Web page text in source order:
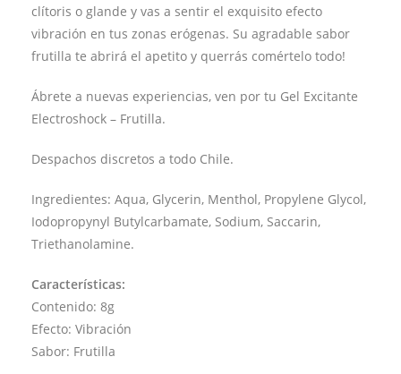
clítoris o glande y vas a sentir el exquisito efecto
vibración en tus zonas erógenas. Su agradable sabor
frutilla te abrirá el apetito y querrás comértelo todo!
Ábrete a nuevas experiencias, ven por tu Gel Excitante
Electroshock – Frutilla.
Despachos discretos a todo Chile.
Ingredientes: Aqua, Glycerin, Menthol, Propylene Glycol,
Iodopropynyl Butylcarbamate, Sodium, Saccarin,
Triethanolamine.
Características:
Contenido: 8g
Efecto: Vibración
Sabor: Frutilla